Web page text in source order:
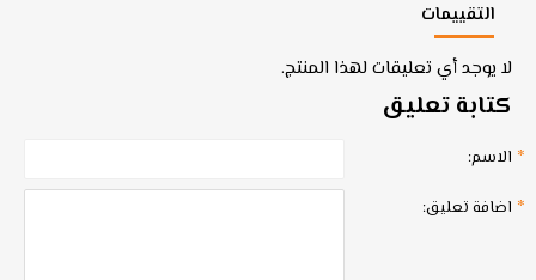
التقييمات
لا يوجد أي تعليقات لهذا المنتج.
كتابة تعليق
الاسم:
اضافة تعليق: